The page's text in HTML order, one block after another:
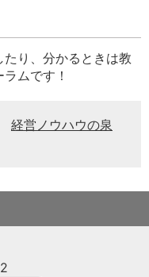
り、分かるときは教
ムです！
経営ノウハウの泉